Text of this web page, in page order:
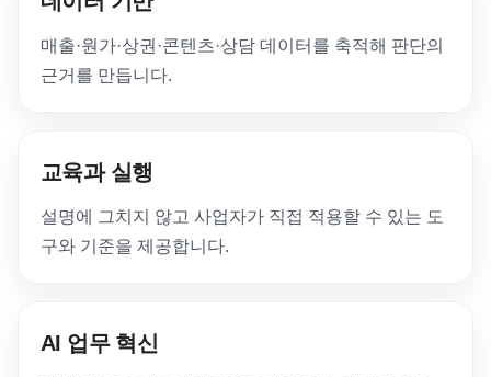
매출·원가·상권·콘텐츠·상담 데이터를 축적해 판단의
근거를 만듭니다.
교육과 실행
설명에 그치지 않고 사업자가 직접 적용할 수 있는 도
구와 기준을 제공합니다.
AI 업무 혁신